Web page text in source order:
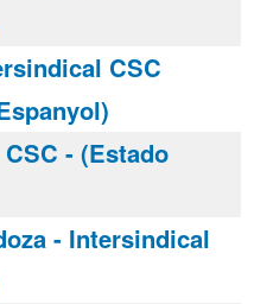
CSC
- (Estado
- Intersindical